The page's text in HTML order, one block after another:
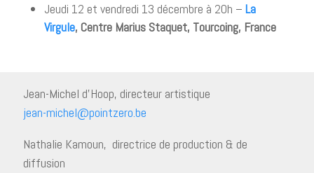
Jeudi 12 et vendredi 13 décembre à 20h – La
Virgule, Centre Marius Staquet, Tourcoing, France
Jean-Michel d’Hoop, directeur artistique
jean-michel@pointzero.be
Nathalie Kamoun, directrice de production & de
diffusion